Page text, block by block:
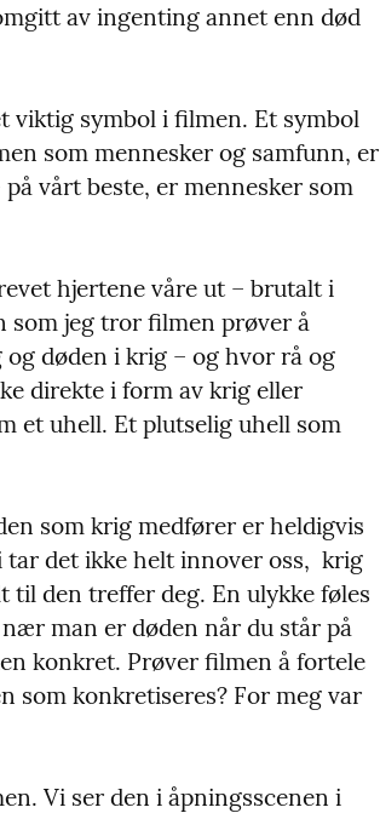
av ingenting annet enn død
viktig symbol i filmen. Et symbol
som mennesker og samfunn, er
vårt beste, er mennesker som
hjertene våre ut – brutalt i
som jeg tror filmen prøver å
døden i krig – og hvor rå og
direkte i form av krig eller
et uhell. Et plutselig uhell som
som krig medfører er heldigvis
det ikke helt innover oss,  krig
den treffer deg. En ulykke føles
man er døden når du står på
konkret. Prøver filmen å fortele
som konkretiseres? For meg var
Vi ser den i åpningsscenen i